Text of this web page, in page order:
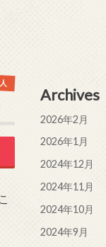
Archives
2026年2月
2026年1月
2024年12月
2024年11月
2024年10月
2024年9月